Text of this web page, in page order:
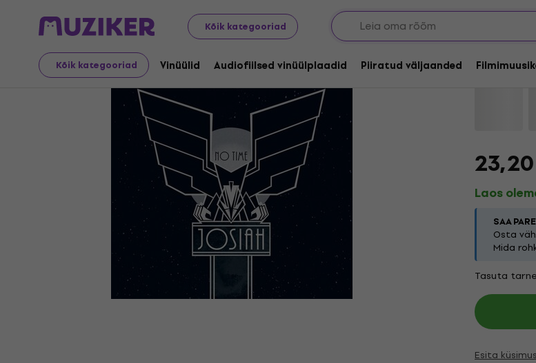
Kõik kategooriad
Kõik kategooriad Vinüülid Audiofiilsed vinüülplaadid Piiratud väljaanded
LP plaadid ja CD-d Vinüülid
Josiah -
Kaubamärk:
Laos
SAA
Osta
Mida
Tasuta
Esita küsimus